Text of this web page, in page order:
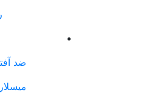
ضد